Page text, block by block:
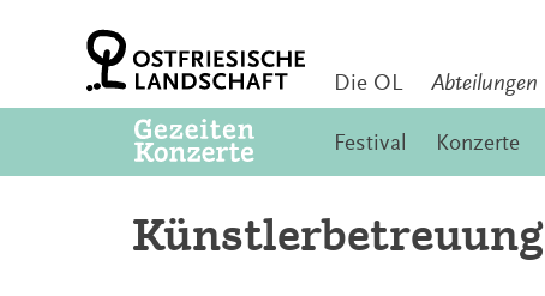
Die OL Abteilungen
Festival Konzerte
Künstlerbetreuung